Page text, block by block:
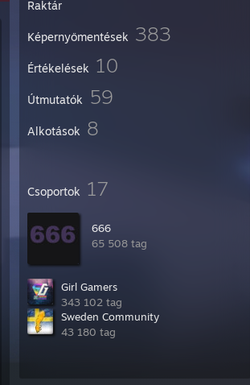
Raktár
Képernyőmentések 383
Értékelések 10
Útmutatók 59
Alkotások 8
Csoportok 17
666
65 508 tag
Girl Gamers
343 102 tag
Sweden Community
43 180 tag